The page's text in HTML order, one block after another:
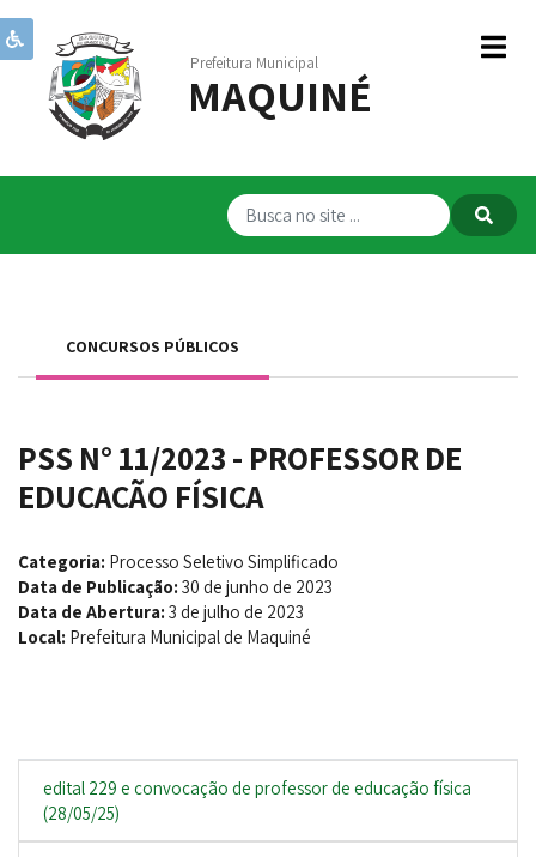
Prefeitura Municipal
MAQUINÉ
Institucional
Governo
Serviços
Servidores
CONCURSOS PÚBLICOS
PSS N° 11/2023 - PROFESSOR DE
EDUCAÇÃO FÍSICA
Categoria: Processo Seletivo Simplificado
Data de Publicação: 30 de junho de 2023
Data de Abertura: 3 de julho de 2023
Local: Prefeitura Municipal de Maquiné
edital 229 e convocação de professor de educação física
(28/05/25)